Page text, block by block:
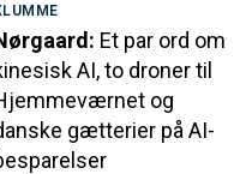
Et par ord om
AI, to droner til
og
gætterier på AI-